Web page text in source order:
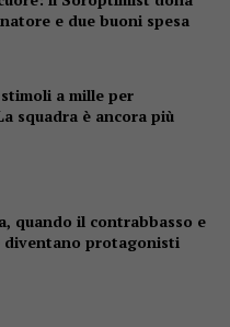
e due buoni spesa
a mille per
squadra è ancora più
quando il contrabbasso e
diventano protagonisti